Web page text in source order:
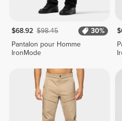
$68.92 $98.45
30%
Pantalon pour Homme
IronMode